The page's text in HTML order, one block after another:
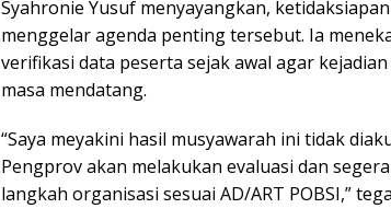
Syahronie Yusuf menyayangkan,
menggelar agenda penting tersebut. Ia
verifikasi data peserta sejak awal agar
masa mendatang.
“Saya meyakini hasil musyawarah ini tidak
Pengprov akan melakukan evaluasi dan
langkah organisasi sesuai AD/ART POBSI,”